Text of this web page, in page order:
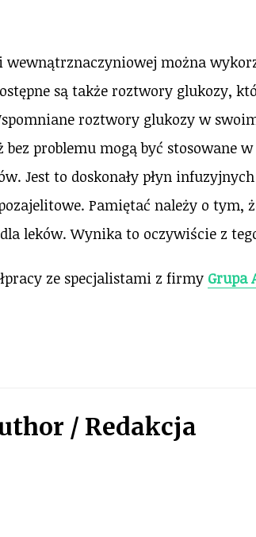
wewnątrznaczyniowej można
są także roztwory glukozy,
roztwory glukozy w
bez problemu mogą być stosowane
Jest to doskonały płyn
Pamiętać należy o tym,
leków. Wynika to oczywiście z
ze specjalistami z firmy Grupa
/ Redakcja